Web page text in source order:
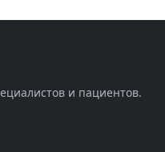
и пациентов.